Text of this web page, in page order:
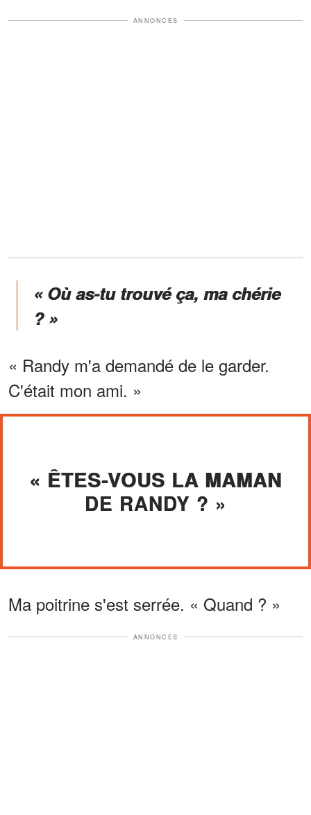
ANNONCES
« Où as-tu trouvé ça, ma chérie
? »
« Randy m'a demandé de le garder.
C'était mon ami. »
« ÊTES-VOUS LA MAMAN
DE RANDY ? »
Ma poitrine s'est serrée. « Quand ? »
ANNONCES